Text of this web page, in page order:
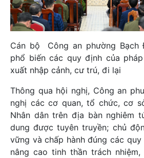
Cán bộ Công an phường Bạch
phổ biến các quy định của
xuất nhập cảnh, cư trú, đi lại
Thông qua hội nghị, Công an
nghị các cơ quan, tổ chức, cơ
Nhân dân trên địa bàn nghiêm
dung được tuyên truyền; chủ
vững và chấp hành đúng các
nâng cao tinh thần trách